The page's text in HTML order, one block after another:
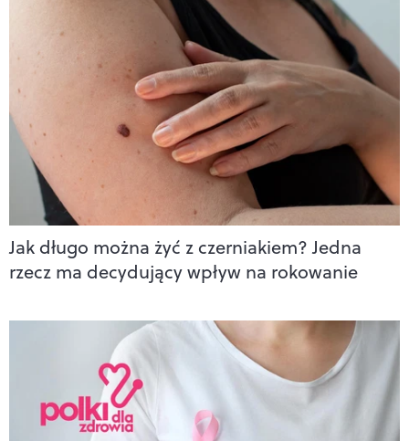
Jak długo można żyć z czerniakiem? Jedna
rzecz ma decydujący wpływ na rokowanie